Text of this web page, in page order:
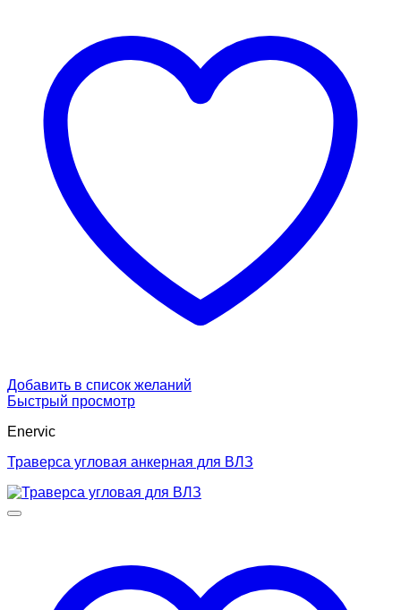
Добавить в список желаний
Быстрый просмотр
Enervic
Траверса угловая анкерная для ВЛЗ